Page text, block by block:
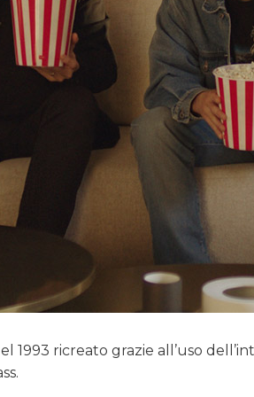
1993 ricreato grazie all’uso